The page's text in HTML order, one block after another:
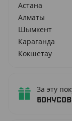
Астана
Алматы
Шымкент
Караганда
Кокшетау
За эту
бонусов